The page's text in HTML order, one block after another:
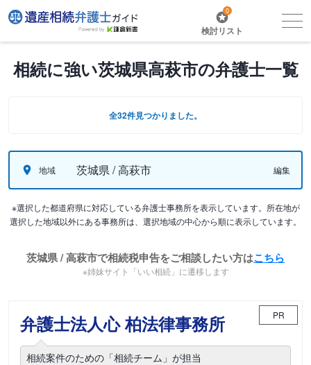
0
検討リスト
相続に強い茨城県高萩市の弁護士一覧
全32件見つかりました。
地域 茨城県 / 高萩市 編集
※選択した都道府県に対応している弁護士事務所を表示しています。所在地が
選択した地域以外にある事務所は、選択地域の中心から順に表示しています。
茨城県 / 高萩市で相続税申告をご相談したい方はこちら
※姉妹サイト「いい相続」に遷移します
弁護士法人心 柏法律事務所 PR
相続案件のための「相続チーム」が担当